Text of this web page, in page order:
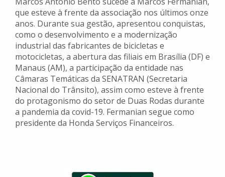
que esteve à frente da associação nos últimos onze
anos. Durante sua gestão, apresentou conquistas,
como o desenvolvimento e a modernização
industrial das fabricantes de bicicletas e
motocicletas, a abertura das filiais em Brasília (DF) e
Manaus (AM), a participação da entidade nas
Câmaras Temáticas da SENATRAN (Secretaria
Nacional do Trânsito), assim como esteve à frente
do protagonismo do setor de Duas Rodas durante
a pandemia da covid-19. Fermanian segue como
presidente da Honda Serviços Financeiros.